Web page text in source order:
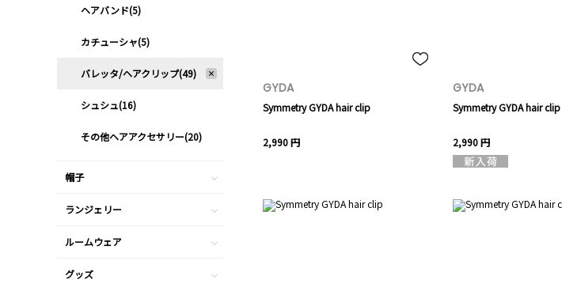
GYDA
Symmetry GYDA hair clip
2,990 円
GYDA
Symmetry GYDA hair clip
2,990 円
ヘアバンド(5)
カチューシャ(5)
バレッタ/ヘアクリップ(49)
シュシュ(16)
その他ヘアアクセサリー(20)
帽子
ランジェリー
ルームウェア
グッズ